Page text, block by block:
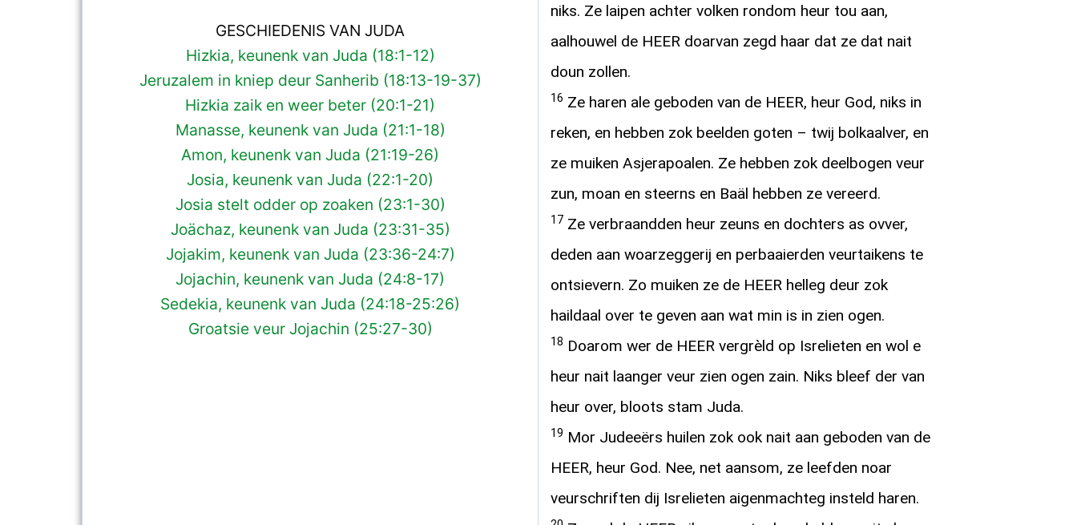
GESCHIEDENIS VAN JUDA
Hizkia, keunenk van Juda (18:1-12)
Jeruzalem in kniep deur Sanherib (18:13-19-37)
Hizkia zaik en weer beter (20:1-21)
Manasse, keunenk van Juda (21:1-18)
Amon, keunenk van Juda (21:19-26)
Josia, keunenk van Juda (22:1-20)
Josia stelt odder op zoaken (23:1-30)
Joächaz, keunenk van Juda (23:31-35)
Jojakim, keunenk van Juda (23:36-24:7)
Jojachin, keunenk van Juda (24:8-17)
Sedekia, keunenk van Juda (24:18-25:26)
Groatsie veur Jojachin (25:27-30)
niks. Ze laipen achter volken rondom heur tou aan,
aalhouwel de HEER doarvan zegd haar dat ze dat nait
doun zollen.
16 Ze haren ale geboden van de HEER, heur God, niks in
reken, en hebben zok beelden goten – twij bolkaalver, en
ze muiken Asjerapoalen. Ze hebben zok deelbogen veur
zun, moan en steerns en Baäl hebben ze vereerd.
17 Ze verbraandden heur zeuns en dochters as ovver,
deden aan woarzeggerij en perbaaierden veurtaikens te
ontsievern. Zo muiken ze de HEER helleg deur zok
haildaal over te geven aan wat min is in zien ogen.
18 Doarom wer de HEER vergrèld op Isrelieten en wol e
heur nait laanger veur zien ogen zain. Niks bleef der van
heur over, bloots stam Juda.
19 Mor Judeeërs huilen zok ook nait aan geboden van de
HEER, heur God. Nee, net aansom, ze leefden noar
veurschriften dij Isrelieten aigenmachteg insteld haren.